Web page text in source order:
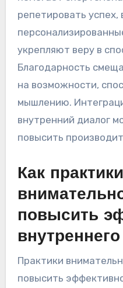
репетировать успех,
укрепляют веру в
Благодарность
на возможности,
мышлению.
внутренний диалог
повысить
Как практики
повысить
Практики
повысить